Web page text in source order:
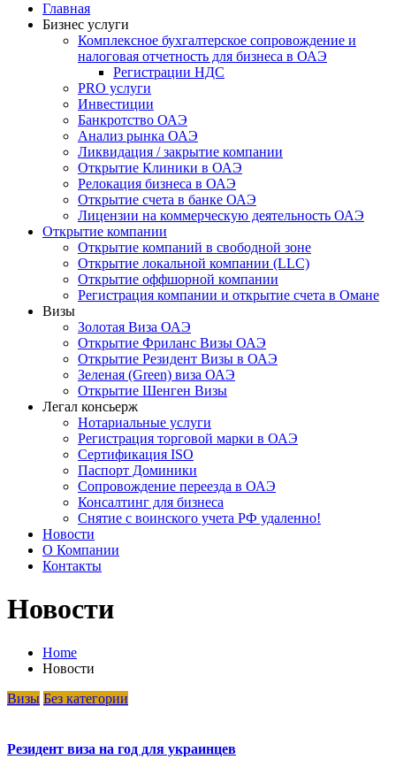
Главная
Бизнес услуги
Комплексное бухгалтерское сопровождение и
налоговая отчетность для бизнеса в ОАЭ
Регистрации НДС
PRO услуги
Инвестиции
Банкротство ОАЭ
Анализ рынка ОАЭ
Ликвидация / закрытие компании
Открытие Клиники в ОАЭ
Релокация бизнеса в ОАЭ
Открытие счета в банке ОАЭ
Лицензии на коммерческую деятельность ОАЭ
Открытие компании
Открытие компаний в свободной зоне
Открытие локальной компании (LLC)
Открытие оффшорной компании
Регистрация компании и открытие счета в Омане
Визы
Золотая Виза ОАЭ
Открытие Фриланс Визы ОАЭ
Открытие Резидент Визы в ОАЭ
Зеленая (Green) виза ОАЭ
Открытие Шенген Визы
Легал консьерж
Нотариальные услуги
Регистрация торговой марки в ОАЭ
Сертификация ISO
Паспорт Доминики
Сопровождение переезда в ОАЭ
Консалтинг для бизнеса
Снятие с воинского учета РФ удаленно!
Новости
О Компании
Контакты
Новости
Home
Новости
Визы Без категории
Резидент виза на год для украинцев